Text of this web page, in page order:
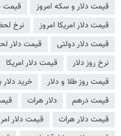
قیمت دلار و سکه امروز
قیمت
قیمت دلار امریکا امروز
نرخ
قیمت دلار دولتی
قیمت دلار
نرخ روز دلار
قیمت دلار امریکا
قیمت روز طلا و دلار
خرید دلار
قیمت درهم
دلار هرات
قیمت دلار هرات
قیمت دلار